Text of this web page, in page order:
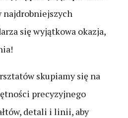
najdrobniejszych
się wyjątkowa okazja,
skupiamy się na
precyzyjnego
detali i linii, aby